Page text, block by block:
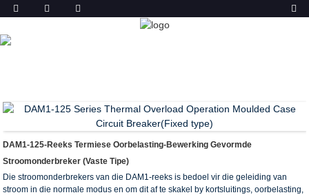
PRODUK
DAM1-125-Reeks Termiese Oorbelasting-Bewerking Gevormde
Stroomonderbreker (vaste Tipe)
Die stroomonderbrekers van die DAM1-reeks is bedoel vir die geleiding van
stroom in die normale modus en om dit af te skakel by kortsluitings, oorbelasting,